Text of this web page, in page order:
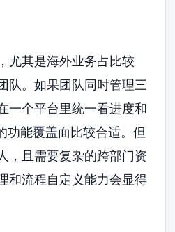
尤其是海外业务占比较
队。如果团队同时管理三
一个平台里统一看进度和
功能覆盖面比较合适。但
，且需要复杂的跨部门资
和流程自定义能力会显得